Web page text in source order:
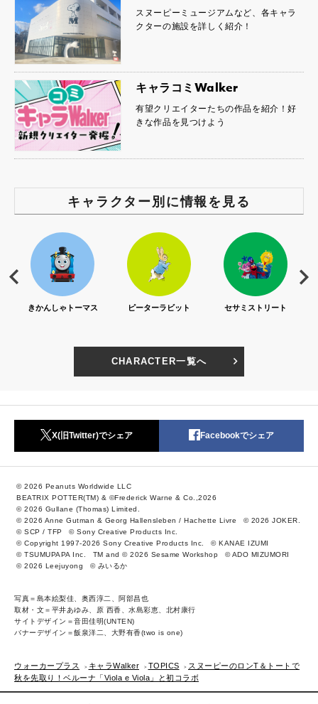
スヌーピーミュージアムなど、各キャラ
クターの施設を詳しく紹介！
キャラコミWalker
有望クリエイターたちの作品を紹介！好
きな作品を見つけよう
キャラクター別に情報を見る
きかんしゃトーマス ピーターラビット セサミストリート
CHARACTER一覧へ
X(旧Twitter)でシェア Facebookでシェア
© 2026 Peanuts Worldwide LLC
BEATRIX POTTER(TM) & ©Frederick Warne & Co.,2026
© 2026 Gullane (Thomas) Limited.
© 2026 Anne Gutman & Georg Hallensleben / Hachette Livre
© 2026 JOKER.
© SCP / TFP
© Sony Creative Products Inc.
© Copyright 1997-2026 Sony Creative Products Inc.
© KANAE IZUMI
© TSUMUPAPA Inc.
TM and © 2026 Sesame Workshop
© ADO MIZUMORI
© 2026 Leejuyong
© みいるか
写真＝島本絵梨佳、奥西淳二、阿部昌也
取材・文＝平井あゆみ、原 西香、水島彩恵、北村康行
サイトデザイン＝音田佳明(UNTEN)
バナーデザイン＝飯泉洋二、大野有香(two is one)
ウォーカープラス キャラWalker TOPICS
スヌーピーのロンT＆トートで
秋を先取り！ベルーナ「Viola e Viola」と初コラボ